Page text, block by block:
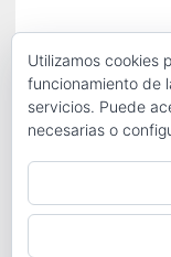
Utilizamos cookies
funcionamiento de
servicios. Puede
necesarias o